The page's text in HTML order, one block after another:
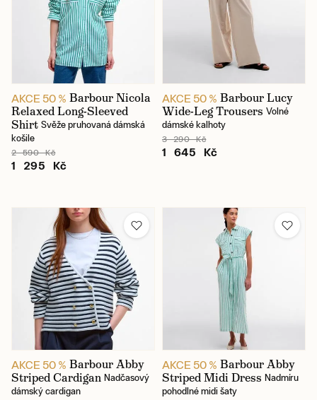
AKCE 50 % Barbour Nicola
Relaxed Long-Sleeved
Shirt Svěže pruhovaná dámská
košile
2 590 Kč
1 295 Kč
AKCE 50 % Barbour Lucy
Wide-Leg Trousers Volné
dámské kalhoty
3 290 Kč
1 645 Kč
AKCE 50 % Barbour Abby
Striped Cardigan Nadčasový
dámský cardigan
AKCE 50 % Barbour Abby
Striped Midi Dress Nadmíru
pohodlné midi šaty